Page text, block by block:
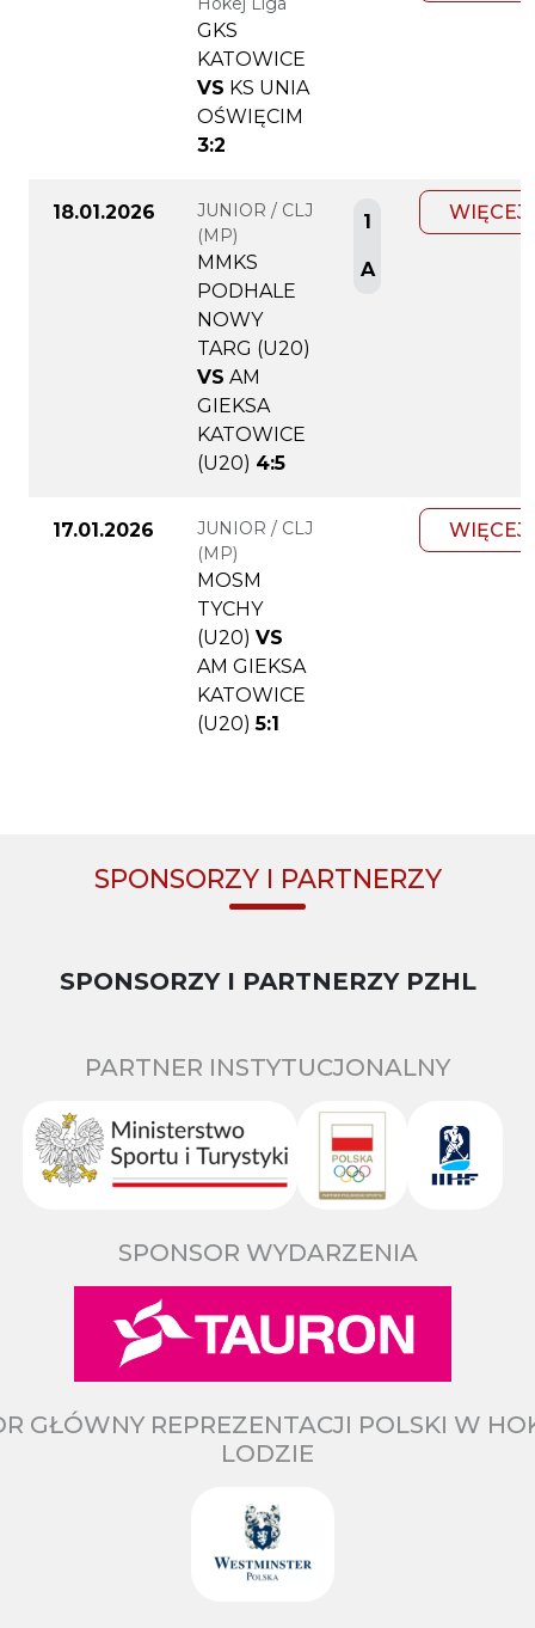
GKS
KATOWICE
VS KS UNIA
OŚWIĘCIM
3:2
18.01.2026
JUNIOR / CLJ
(MP)
MMKS
PODHALE
NOWY
TARG (U20)
VS AM
GIEKSA
KATOWICE
(U20) 4:5
1
A
WIĘCEJ
17.01.2026
JUNIOR / CLJ
(MP)
MOSM
TYCHY
(U20) VS
AM GIEKSA
KATOWICE
(U20) 5:1
WIĘCEJ
SPONSORZY I PARTNERZY
SPONSORZY I PARTNERZY PZHL
PARTNER INSTYTUCJONALNY
SPONSOR WYDARZENIA
GŁÓWNY REPREZENTACJI POLSKI W
LODZIE